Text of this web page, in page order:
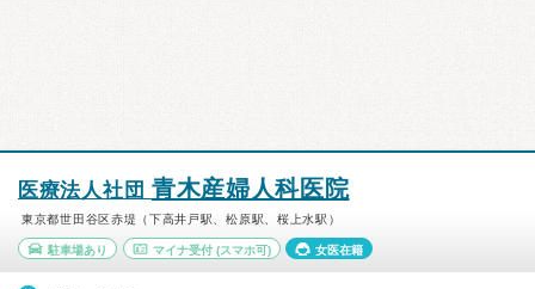
医療法人社団 青木産婦人科医院
東京都世田谷区赤堤（下高井戸駅、松原駅、桜上水駅）
駐車場あり マイナ受付(スマホ可) 女医在籍